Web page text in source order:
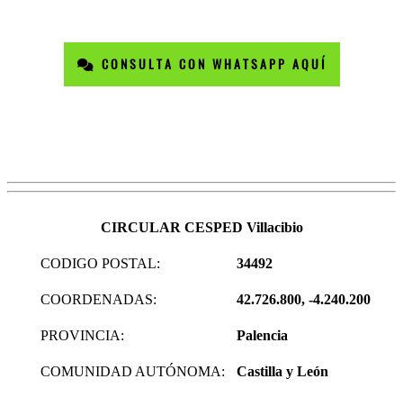
CONSULTA CON WHATSAPP AQUÍ
CIRCULAR CESPED Villacibio
CODIGO POSTAL: 34492
COORDENADAS: 42.726.800, -4.240.200
PROVINCIA: Palencia
COMUNIDAD AUTÓNOMA: Castilla y León